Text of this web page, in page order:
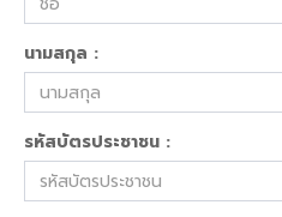
นามสกุล :
รหัสบัตรประชาชน :